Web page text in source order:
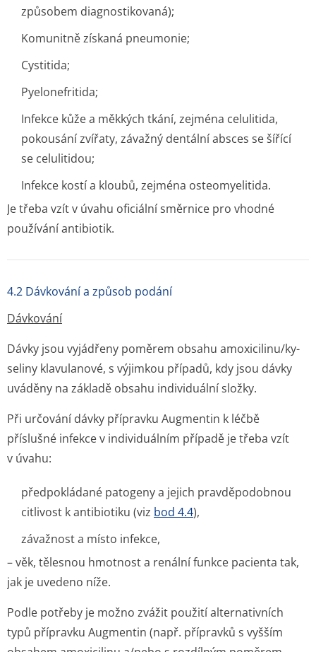
způsobem diagnostikovaná);
Komunitně získaná pneumonie;
Cystitida;
Pyelonefritida;
Infekce kůže a měkkých tkání, zejména celulitida,
pokousání zvířaty, závažný dentální absces se šířící
se celulitidou;
Infekce kostí a kloubů, zejména osteomyelitida.
Je třeba vzít v úvahu oficiální směrnice pro vhodné
používání antibiotik.
4.2 Dávkování a způsob podání
Dávkování
Dávky jsou vyjádřeny poměrem obsahu amoxicilinu/ky­
seliny klavulanové, s výjimkou případů, kdy jsou dávky
uváděny na základě obsahu individuální složky.
Při určování dávky přípravku Augmentin k léčbě
příslušné infekce v individuálním případě je třeba vzít
v úvahu:
předpokládané patogeny a jejich pravděpodobnou
citlivost k antibiotiku (viz bod 4.4),
závažnost a místo infekce,
– věk, tělesnou hmotnost a renální funkce pacienta tak,
jak je uvedeno níže.
Podle potřeby je možno zvážit použití alternativních
typů přípravku Augmentin (např. přípravků s vyšším